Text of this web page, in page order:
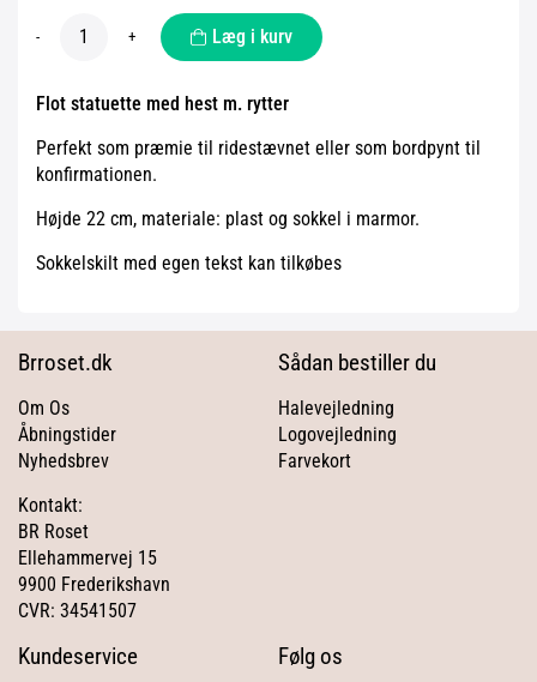
- + Læg i kurv
Flot statuette med hest m. rytter
Perfekt som præmie til ridestævnet eller som bordpynt til
konfirmationen.
Højde 22 cm, materiale: plast og sokkel i marmor.
Sokkelskilt med egen tekst kan tilkøbes
Brroset.dk
Om Os
Åbningstider
Nyhedsbrev
Kontakt:
BR Roset
Ellehammervej 15
9900 Frederikshavn
CVR: 34541507
Sådan bestiller du
Halevejledning
Logovejledning
Farvekort
Kundeservice Følg os